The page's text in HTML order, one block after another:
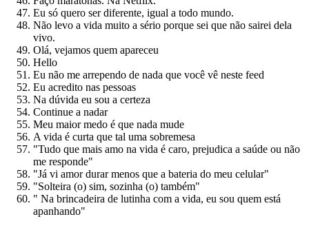
Eu só quero ser diferente, igual a todo mundo.
Não levo a vida muito a sério porque sei que não sairei dela
vivo.
Olá, vejamos quem apareceu
Hello
Eu não me arrependo de nada que você vê neste feed
Eu acredito nas pessoas
Na dúvida eu sou a certeza
Continue a nadar
Meu maior medo é que nada mude
A vida é curta que tal uma sobremesa
"Tudo que mais amo na vida é caro, prejudica a saúde ou não
me responde"
"Já vi amor durar menos que a bateria do meu celular"
"Solteira (o) sim, sozinha (o) também"
" Na brincadeira de lutinha com a vida, eu sou quem está
apanhando"